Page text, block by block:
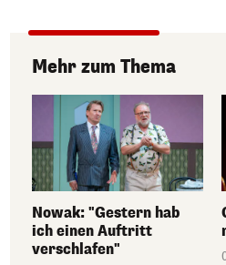
Mehr zum Thema
Nowak: "Gestern hab
ich einen Auftritt
verschlafen"